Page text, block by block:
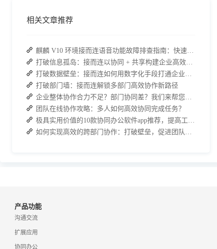
相关文章推荐
麒麟 V10 环境接而连语音功能故障排查指南：快速恢复高效协作
打破信息孤岛：接而连以协同 + 共享构建企业高效办公生态
打破数据壁垒：接而连如何用数字化手段打通企业信息孤岛
打破部门墙：接而连解锁多部门高效协作新路径
企业整体协作合力不足？部门协同差？我们来帮您攻破！
团队在线协作攻略：多人如何高效协同完成任务？
极具实用价值的10款协同办公软件app推荐，提高工作效率
如何实现高效的跨部门协作：打破壁垒，促进团队沟通
产品功能
沟通交流
扩展应用
协同办公